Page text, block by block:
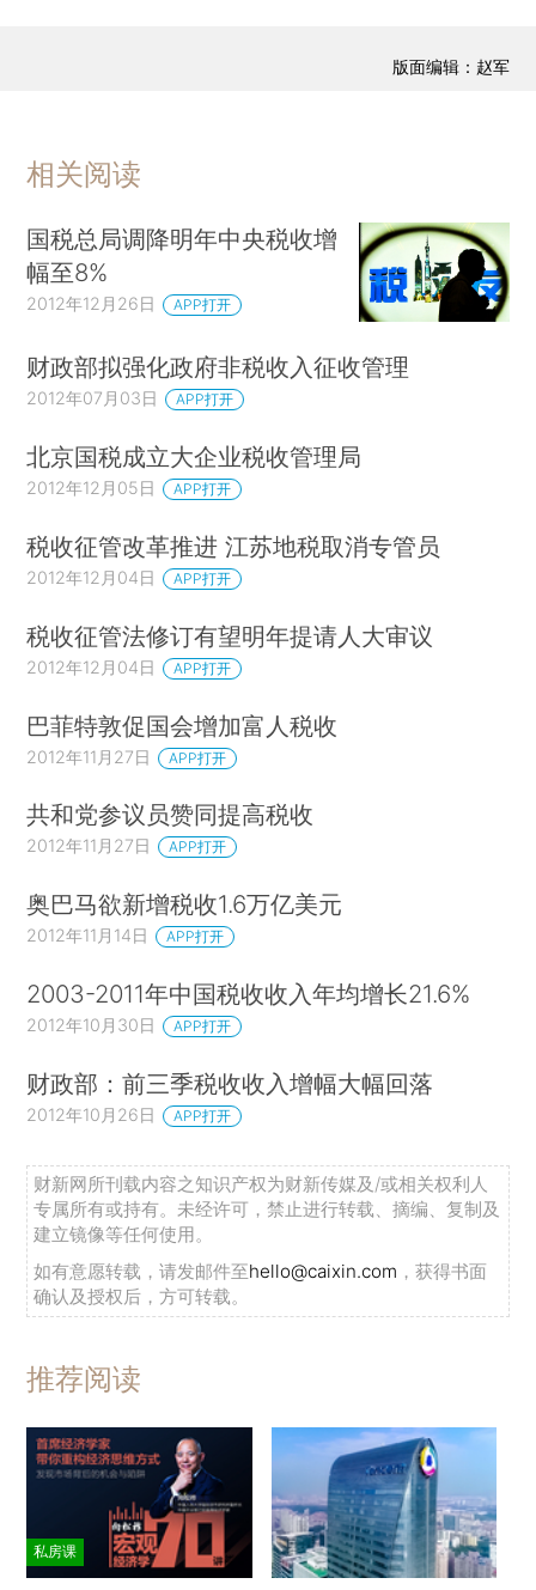
版面编辑：赵军
相关阅读
国税总局调降明年中央税收增
幅至8%
2012年12月26日 APP打开
财政部拟强化政府非税收入征收管理
2012年07月03日 APP打开
北京国税成立大企业税收管理局
2012年12月05日 APP打开
税收征管改革推进 江苏地税取消专管员
2012年12月04日 APP打开
税收征管法修订有望明年提请人大审议
2012年12月04日 APP打开
巴菲特敦促国会增加富人税收
2012年11月27日 APP打开
共和党参议员赞同提高税收
2012年11月27日 APP打开
奥巴马欲新增税收1.6万亿美元
2012年11月14日 APP打开
2003-2011年中国税收收入年均增长21.6%
2012年10月30日 APP打开
财政部：前三季税收收入增幅大幅回落
2012年10月26日 APP打开
财新网所刊载内容之知识产权为财新传媒及/或相关权利人
专属所有或持有。未经许可，禁止进行转载、摘编、复制及
建立镜像等任何使用。
如有意愿转载，请发邮件至hello@caixin.com ，获得书面
确认及授权后，方可转载。
推荐阅读
私房课